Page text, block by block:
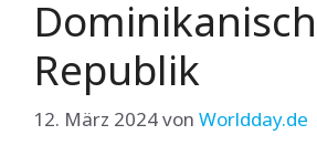
Republik
12. März 2024von Worldday.de